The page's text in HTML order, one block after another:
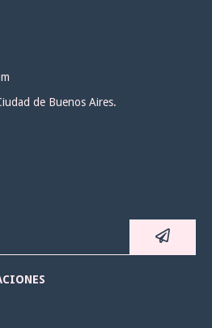
de Buenos Aires.